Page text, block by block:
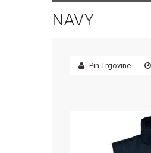
NAVY
Pin Trgovine